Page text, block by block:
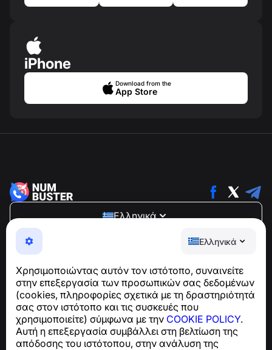
Ελληνικά
Χρησιμοποιώντας αυτόν τον ιστότοπο, συναινείτε
στην επεξεργασία των προσωπικών σας δεδομένων
(cookies, πληροφορίες σχετικά με τη δραστηριότητά
σας στον ιστότοπο και τις συσκευές που
χρησιμοποιείτε) σύμφωνα με την COOKIE POLICY.
Αυτή η επεξεργασία συμβάλλει στη βελτίωση της
απόδοσης του ιστότοπου, στην ανάλυση της
iPhone
Download from the
App Store
Ελληνικά
NumBuster © 2013—2026 ·
support@numbuster.com
Μια εύχρηστη εφαρμογή που σας προστατεύει από
Για ερωτήσεις σχετικά με τη συμμόρφωση με το GDPR:
support@numbuster.com
Κέντρο βοήθειας
Ειδήσεις και Άρθρα